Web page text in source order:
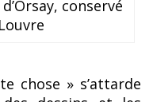
conservé
chose » s’attarde